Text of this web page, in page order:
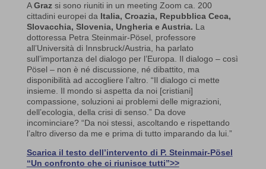
AGraz si sono riuniti in un meeting Zoom ca. 200
cittadini europei da Italia, Croazia, Repubblica Ceca,
Slovacchia, Slovenia, Ungheria e Austria. La
dottoressa Petra Steinmair-Pösel, professore
all’Università di Innsbruck/Austria, ha parlato
sull’importanza del dialogo per l’Europa. Il dialogo – così
Pösel – non è né discussione, né dibattito, ma
disponibilità ad accogliere l’altro. “Il dialogo ci mette
insieme. Il mondo si aspetta da noi [cristiani]
compassione, soluzioni ai problemi delle migrazioni,
dell’ecologia, della crisi di senso.” Da dove
incominciare? “Da noi stessi, ascoltando e rispettando
l’altro diverso da me e prima di tutto imparando da lui.”
Scarica il testo dell’intervento di P. Steinmair-Pösel
“Un confronto che ci riunisce tutti”>>